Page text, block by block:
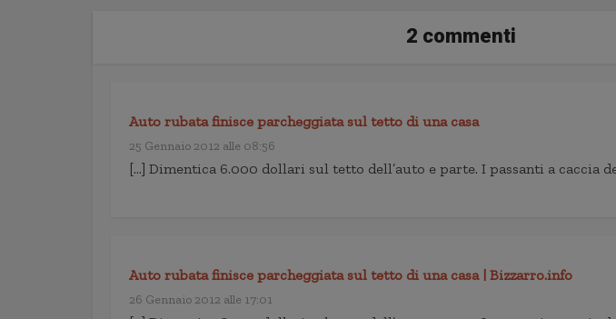
2 commenti
Auto rubata finisce parcheggiata sul tetto di una casa
25 Gennaio 2012 alle 08:56
[…] Dimentica 6.000 dollari sul tetto dell’auto e parte. I passanti a caccia
Auto rubata finisce parcheggiata sul tetto di una casa | Bizzarro.info
26 Gennaio 2012 alle 17:01